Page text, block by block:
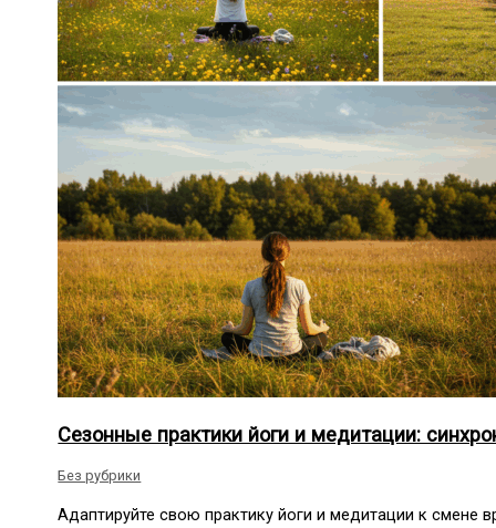
Сезонные практики йоги и медитации:
Без рубрики
Адаптируйте свою практику йоги и медитации к смене